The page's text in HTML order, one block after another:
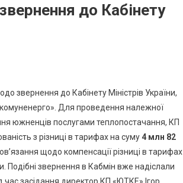
до Кабінету
звернення до Кабінету Міністрів України,
Для проведення належної
южненців послугами теплопостачання, КП
з різниці в тарифах на суму4 млн 82
щодо компенсації різниці в тарифах
Подібні звернення в Кабмін вже надіслали
засідання директор КП «ЮТКЕ» Ігор